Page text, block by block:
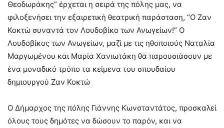
Θεοδωράκης” έρχεται η σειρά της πόλης μας, να
φιλοξενήσει την εξαιρετική θεατρική παράσταση, “Ο Ζαν
Κοκτώ συναντά τον Λουδοβίκο των Ανωγείων!” Ο
Λουδοβίκος των Ανωγείων, μαζί με τις ηθοποιούς Ναταλία
Μαργωμένου και Μαρία Χανιωτάκη θα παρουσιάσουν με
ένα μοναδικό τρόπο τα κείμενα του σπουδαίου
δημιουργού Ζαν Κοκτώ
Ο Δήμαρχος της πόλης Γιάννης Κωνσταντάτος, προσκαλεί
όλους τους δημότες να δώσουν το παρόν, και να